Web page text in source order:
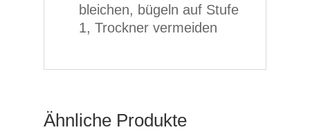
bleichen, bügeln auf Stufe
1, Trockner vermeiden
Ähnliche Produkte